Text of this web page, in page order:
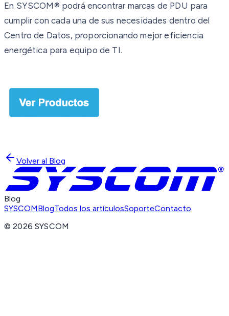
En SYSCOM® podrá encontrar marcas de PDU para
cumplir con cada una de sus necesidades dentro del
Centro de Datos, proporcionando mejor eficiencia
energética para equipo de TI.
Volver al Blog
Blog
SYSCOMBlogTodos los artículosSoporteContacto
©2026 SYSCOM